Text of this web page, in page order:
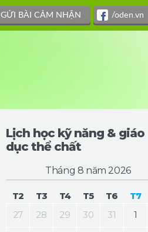
/oden.vn
GỬI BÀI CẢM NHẬN
Lịch học kỹ năng & giáo
dục thể chất
Tháng 8 năm 2026
T2 T3 T4 T5 T6 T7
27
28 29 30 31 1